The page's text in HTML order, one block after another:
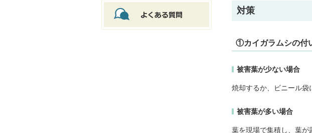
対策
①カイガラムシの付
被害葉が少ない場合
焼却するか、ビニール袋
被害葉が多い場合
葉を現場で集積し、葉が